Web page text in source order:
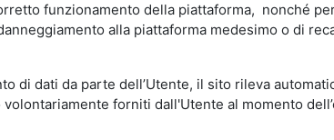
funzionamento della piattaforma, nonché
alla piattaforma medesimo o di
di dati da parte dell’Utente, il sito rileva
forniti dall'Utente al momento